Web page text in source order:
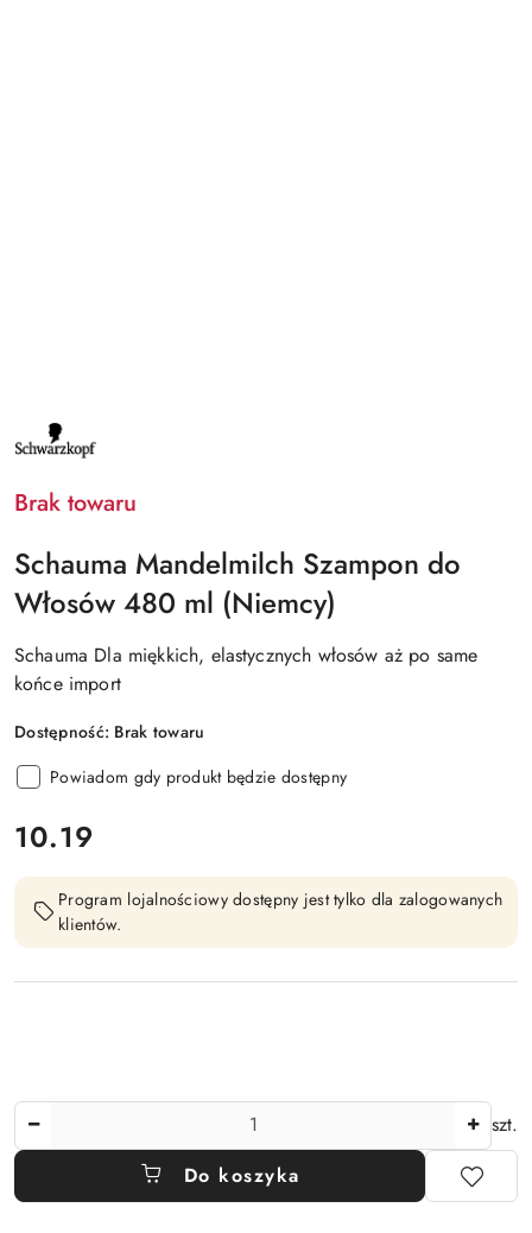
NAZWA
PRODUCENTA:
SCHWARZKOPF
Brak towaru
Schauma Mandelmilch Szampon do
Włosów 480 ml (Niemcy)
Schauma Dla miękkich, elastycznych włosów aż po same
końce import
Dostępność: Brak towaru
Powiadom gdy produkt będzie dostępny
cena:
10.19
Program lojalnościowy dostępny jest tylko dla zalogowanych
klientów.
szt.
Do koszyka